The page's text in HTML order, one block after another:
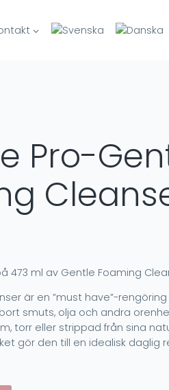
Pro-
473 ml av Gentle Foaming
är en ”must have”-
smuts, olja och andra
torr eller strippad från sina
gör den till en idealisk daglig